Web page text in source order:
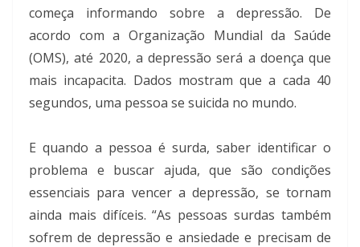
começa informando sobre a depressão. De
acordo com a Organização Mundial da Saúde
(OMS), até 2020, a depressão será a doença que
mais incapacita. Dados mostram que a cada 40
segundos, uma pessoa se suicida no mundo.
E quando a pessoa é surda, saber identificar o
problema e buscar ajuda, que são condições
essenciais para vencer a depressão, se tornam
ainda mais difíceis. “As pessoas surdas também
sofrem de depressão e ansiedade e precisam de